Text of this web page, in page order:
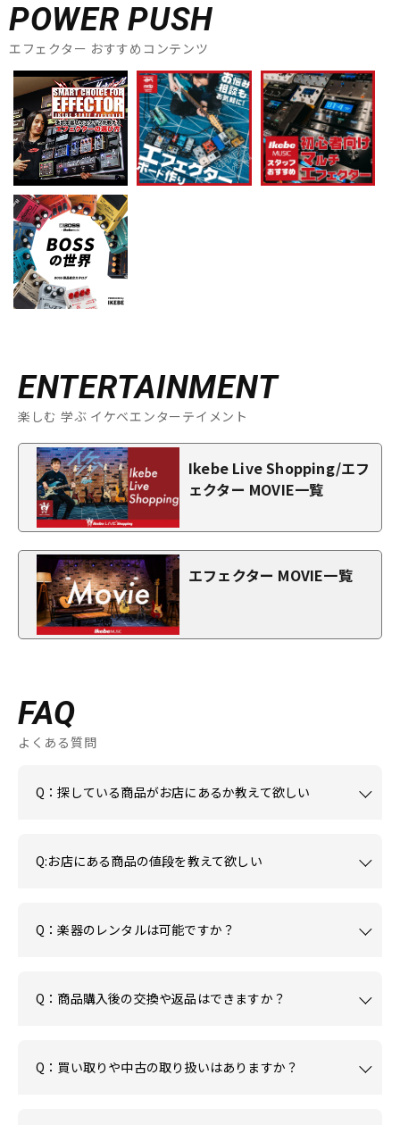
POWER PUSH
エフェクター おすすめコンテンツ
ENTERTAINMENT
楽しむ 学ぶ イケベエンターテイメント
Ikebe Live Shopping/エフ
ェクター MOVIE一覧
エフェクター MOVIE一覧
FAQ
よくある質問
Q：探している商品がお店にあるか教えて欲しい
Q:お店にある商品の値段を教えて欲しい
Q：楽器のレンタルは可能ですか？
Q：商品購入後の交換や返品はできますか？
Q：買い取りや中古の取り扱いはありますか？